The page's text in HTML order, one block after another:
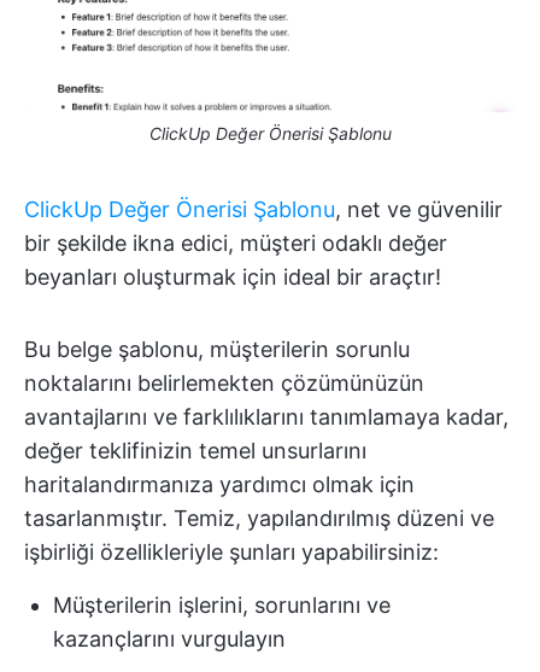
ClickUp Değer Önerisi Şablonu
ClickUp Değer Önerisi Şablonu, net ve güvenilir
bir şekilde ikna edici, müşteri odaklı değer
beyanları oluşturmak için ideal bir araçtır!
Bu belge şablonu, müşterilerin sorunlu
noktalarını belirlemekten çözümünüzün
avantajlarını ve farklılıklarını tanımlamaya kadar,
değer teklifinizin temel unsurlarını
haritalandırmanıza yardımcı olmak için
tasarlanmıştır. Temiz, yapılandırılmış düzeni ve
işbirliği özellikleriyle şunları yapabilirsiniz:
Müşterilerin işlerini, sorunlarını ve
kazançlarını vurgulayın